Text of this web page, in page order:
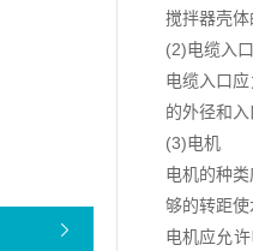
搅拌器壳
(2)电缆入
电缆入口
的外径和
(3)电机
电机的种
够的转距
电机应允